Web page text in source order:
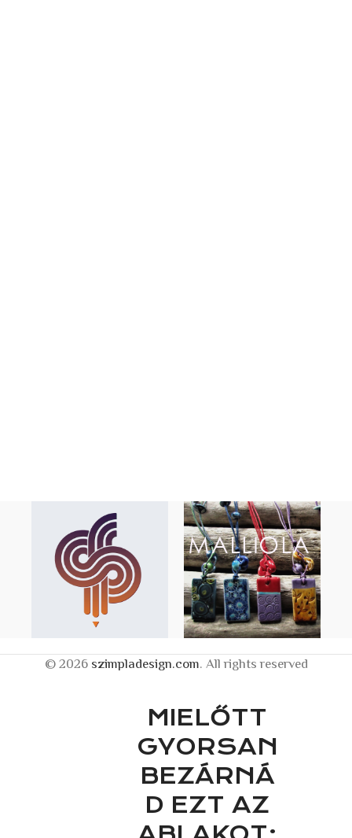
© 2026szimpladesign.com. All rights reserved
MIELŐTT
GYORSAN
BEZÁRNÁ
D EZT AZ